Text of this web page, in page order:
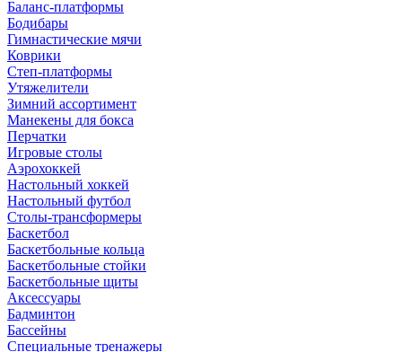
Баланс-платформы
Бодибары
Гимнастические мячи
Коврики
Степ-платформы
Утяжелители
Зимний ассортимент
Манекены для бокса
Перчатки
Игровые столы
Аэрохоккей
Настольный хоккей
Настольный футбол
Столы-трансформеры
Баскетбол
Баскетбольные кольца
Баскетбольные стойки
Баскетбольные щиты
Аксессуары
Бадминтон
Бассейны
Специальные тренажеры